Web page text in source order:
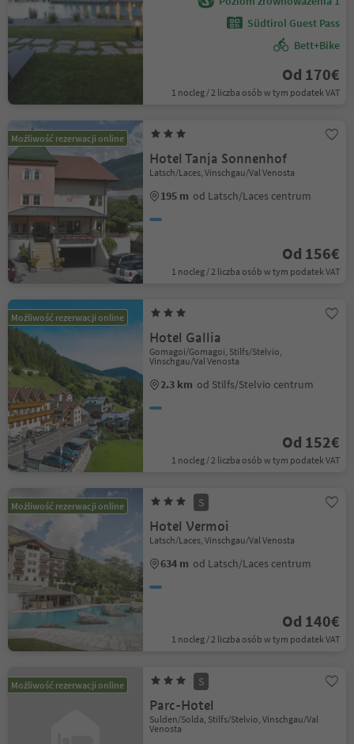
Südtirol Guest Pass
Bett+Bike
Od 170€
1 nocleg / 2 liczba osób w tym podatek VAT
Możliwość rezerwacji online
Hotel Tanja Sonnenhof
Latsch/Laces, Vinschgau/Val Venosta
195 m od Latsch/Laces centrum
Od 156€
1 nocleg / 2 liczba osób w tym podatek VAT
Możliwość rezerwacji online
Hotel Gallia
Gomagoi/Gomagoi, Stilfs/Stelvio,
Vinschgau/Val Venosta
2.3 km od Stilfs/Stelvio centrum
Od 152€
1 nocleg / 2 liczba osób w tym podatek VAT
Możliwość rezerwacji online S
Hotel Vermoi
Latsch/Laces, Vinschgau/Val Venosta
634 m od Latsch/Laces centrum
Od 140€
1 nocleg / 2 liczba osób w tym podatek VAT
Możliwość rezerwacji online S
Parc-Hotel
Sulden/Solda, Stilfs/Stelvio, Vinschgau/Val
Venosta